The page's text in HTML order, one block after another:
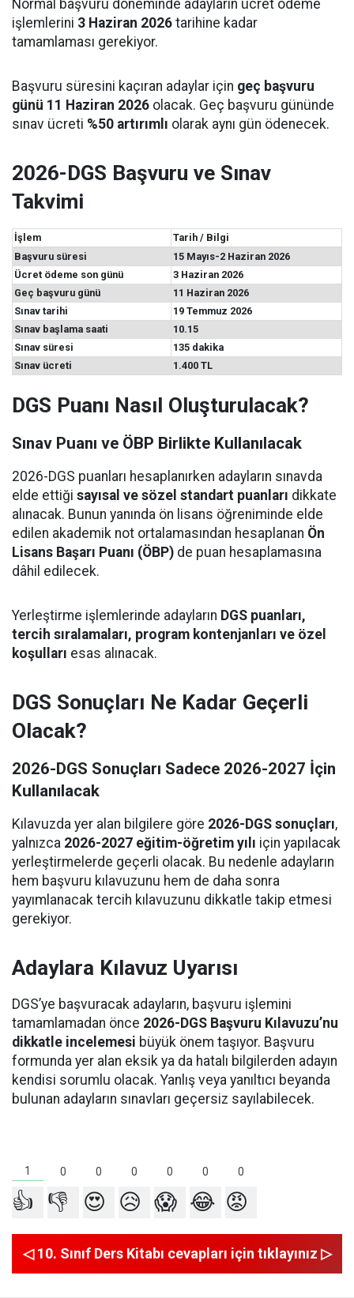
Normal başvuru döneminde adayların ücret ödeme
işlemlerini 3 Haziran 2026 tarihine kadar
tamamlaması gerekiyor.
Başvuru süresini kaçıran adaylar için geç başvuru
günü 11 Haziran 2026 olacak. Geç başvuru gününde
sınav ücreti %50 artırımlı olarak aynı gün ödenecek.
2026-DGS Başvuru ve Sınav
Takvimi
İşlem
Tarih / Bilgi
Başvuru süresi
15 Mayıs-2 Haziran 2026
Ücret ödeme son günü
3 Haziran 2026
Geç başvuru günü
11 Haziran 2026
Sınav tarihi
19 Temmuz 2026
Sınav başlama saati
10.15
Sınav süresi
135 dakika
Sınav ücreti
1.400 TL
DGS Puanı Nasıl Oluşturulacak?
Sınav Puanı ve ÖBP Birlikte Kullanılacak
2026-DGS puanları hesaplanırken adayların sınavda
elde ettiği sayısal ve sözel standart puanları dikkate
alınacak. Bunun yanında ön lisans öğreniminde elde
edilen akademik not ortalamasından hesaplanan Ön
Lisans Başarı Puanı (ÖBP) de puan hesaplamasına
dâhil edilecek.
Yerleştirme işlemlerinde adayların DGS puanları,
tercih sıralamaları, program kontenjanları ve özel
koşulları esas alınacak.
DGS Sonuçları Ne Kadar Geçerli
Olacak?
2026-DGS Sonuçları Sadece 2026-2027 İçin
Kullanılacak
Kılavuzda yer alan bilgilere göre 2026-DGS sonuçları,
yalnızca 2026-2027 eğitim-öğretim yılı için yapılacak
yerleştirmelerde geçerli olacak. Bu nedenle adayların
hem başvuru kılavuzunu hem de daha sonra
yayımlanacak tercih kılavuzunu dikkatle takip etmesi
gerekiyor.
Adaylara Kılavuz Uyarısı
DGS’ye başvuracak adayların, başvuru işlemini
tamamlamadan önce 2026-DGS Başvuru Kılavuzu’nu
dikkatle incelemesi büyük önem taşıyor. Başvuru
formunda yer alan eksik ya da hatalı bilgilerden adayın
kendisi sorumlu olacak. Yanlış veya yanıltıcı beyanda
bulunan adayların sınavları geçersiz sayılabilecek.
1 0 0 0 0 0 0
👍 👎 😍 😥 😱 😂 😡
◁ 10. Sınıf Ders Kitabı cevapları için tıklayınız ▷